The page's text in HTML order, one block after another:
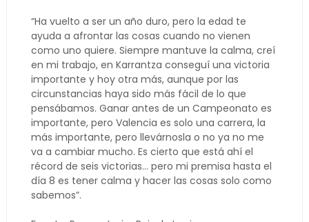
“Ha vuelto a ser un año duro, pero la edad te
ayuda a afrontar las cosas cuando no vienen
como uno quiere. Siempre mantuve la calma, creí
en mi trabajo, en Karrantza conseguí una victoria
importante y hoy otra más, aunque por las
circunstancias haya sido más fácil de lo que
pensábamos. Ganar antes de un Campeonato es
importante, pero Valencia es solo una carrera, la
más importante, pero llevárnosla o no ya no me
va a cambiar mucho. Es cierto que está ahí el
récord de seis victorias… pero mi premisa hasta el
día 8 es tener calma y hacer las cosas solo como
sabemos”.